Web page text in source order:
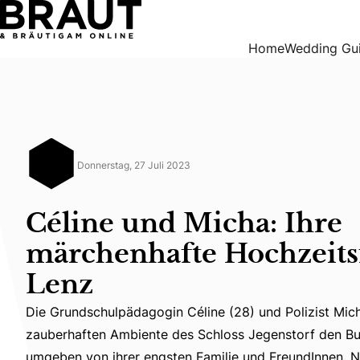
Céline und Micha: Ihre märchenhafte Hochzeitsfeier in Lenz
HomeWedding
Donnerstag, 27 Juli 2023
Céline und Micha: Ihre
märchenhafte
Lenz
Die Grundschulpädagogin Céline (28) und Polizist
Die Grundschulpädagogin Céline (28) und Polizist
zauberhaften Ambiente des Schloss Jegenstorf den